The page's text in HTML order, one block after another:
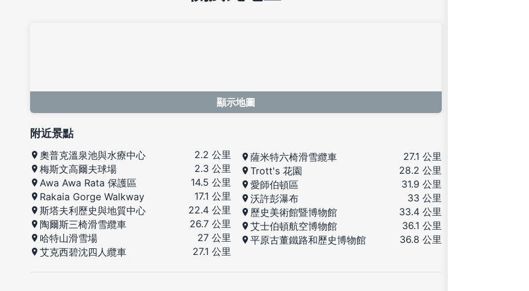
顯示地圖
附近景點
奧普克溫泉池與水療中心
2.2 公里
梅斯文高爾夫球場
2.3 公里
Awa Awa Rata 保護區
14.5 公里
Rakaia Gorge Walkway
17.1 公里
斯塔夫利歷史與地質中心
22.4 公里
陶爾斯三椅滑雪纜車
26.7 公里
哈特山滑雪場
27 公里
艾克西碧沈四人纜車
27.1 公里
薩米特六椅滑雪纜車
27.1 公里
Trott's 花園
28.2 公里
愛師伯頓區
31.9 公里
沃許彭瀑布
33 公里
歷史美術館暨博物館
33.4 公里
艾士伯頓航空博物館
36.1 公里
平原古董鐵路和歷史博物館
36.8 公里